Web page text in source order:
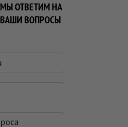
МЫ ОТВЕТИМ НА
ВАШИ ВОПРОСЫ